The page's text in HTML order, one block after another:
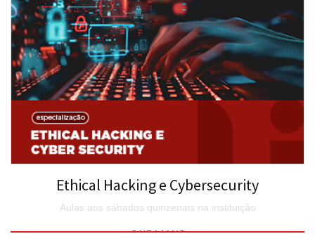
Ethical Hacking e Cybersecurity
Aulas aos sábados quinzenais na instituição
SAIBA MAIS